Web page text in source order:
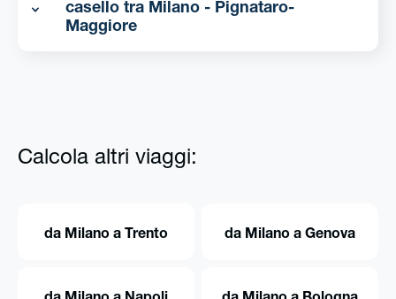
casello tra Milano - Pignataro-
Maggiore
Calcola altri viaggi:
da Milano a Trento da Milano a Genova